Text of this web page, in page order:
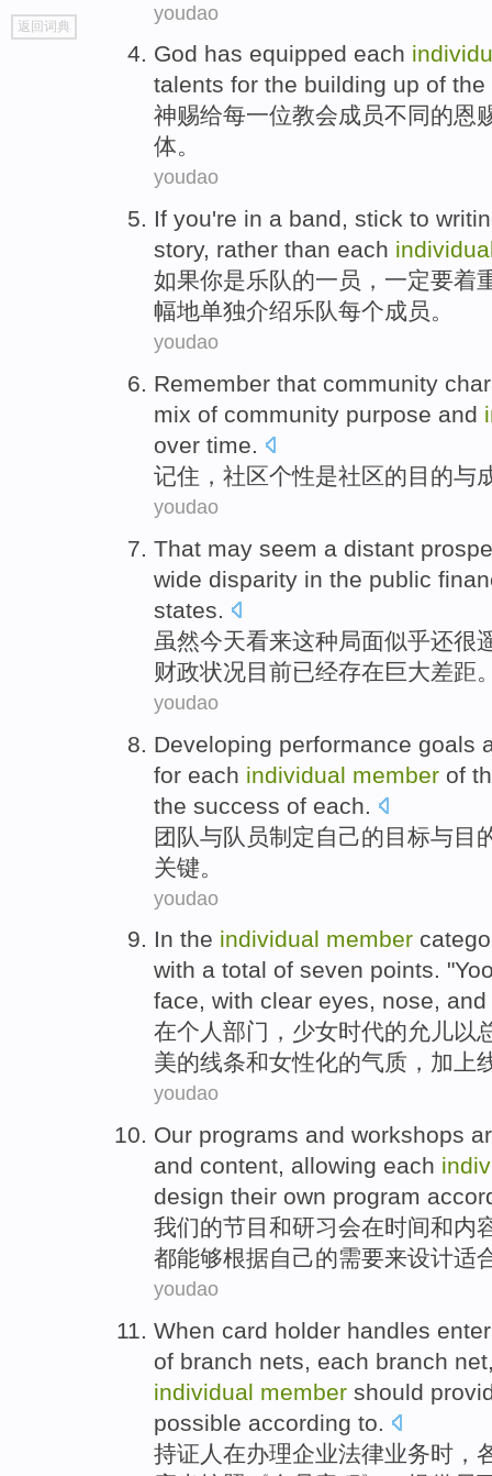
go
top
返回词典
youdao
God has equipped each
talents for the building up of the
神赐给每一位教会成员不同的恩
体。
youdao
If you're in a band, stick to
story, rather than each
如果你是乐队的一 员 ，一定要着
幅地单独介绍乐队每个成员。
youdao
Remember that community
mix of community purpose and
over time.
记住 ， 社区个性是社区的目的与
youdao
That may seem a distant
wide disparity in the public
states.
虽然今天看来这种局面似乎还很
财政状况目前已经存在巨大差距
youdao
Developing performance goals
for each individual member of
the success of each.
团队与队员制定 自己的目标与目
关键。
youdao
In the individual member
with a total of seven points. "
face, with clear eyes, nose, and
在个人 部门， 少女时代的允 儿以
美的线条和女性化的气质， 加上
youdao
Our programs and workshops
and content, allowing each
design their own program
我们的节目和研习会在时间和内
都能够根据自己的需要来设计适
youdao
When card holder handles
of branch nets, each branch
individual member should
possible according to.
持证人 在办理企业法律业务时，